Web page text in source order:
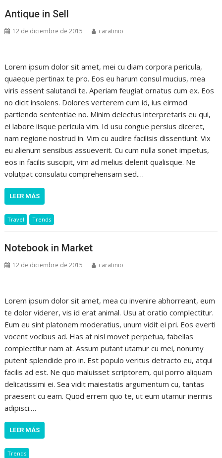
Antique in Sell
12 de diciembre de 2015 caratinio
Lorem ipsum dolor sit amet, mei cu diam corpora pericula,
quaeque pertinax te pro. Eos eu harum consul mucius, mea
viris essent salutandi te. Aperiam feugiat ornatus cum ex. Eos
no dicit insolens. Dolores verterem cum id, ius eirmod
partiendo sententiae no. Minim delectus interpretaris eu qui,
ei labore iisque pericula vim. Id usu congue persius diceret,
nam regione nostrud in. Vim cu audire facilisis dissentiunt. Vix
eu alienum sensibus assueverit. Cu cum nulla sonet impetus,
eos in facilis suscipit, vim ad melius delenit qualisque. Ne
volutpat consulatu comprehensam sed.…
LEER MÁS
Travel Trends
Notebook in Market
12 de diciembre de 2015 caratinio
Lorem ipsum dolor sit amet, mea cu invenire abhorreant, eum
te dolor viderer, vis id erat animal. Usu at oratio complectitur.
Eum eu sint platonem moderatius, unum vidit ei pri. Eos everti
vocent vocibus ad. Has at nisl movet perpetua, fabellas
complectitur nam at. Assum putant utamur cu mei, nonumy
putent splendide pro in. Est populo veritus detracto eu, atqui
facilis ad est. Ne quo maluisset scriptorem, qui porro aliquam
delicatissimi ei. Sea vidit maiestatis argumentum cu, tantas
praesent cu eam. Quod errem quo te, ut eum utamur inermis
adipisci.…
LEER MÁS
Trends